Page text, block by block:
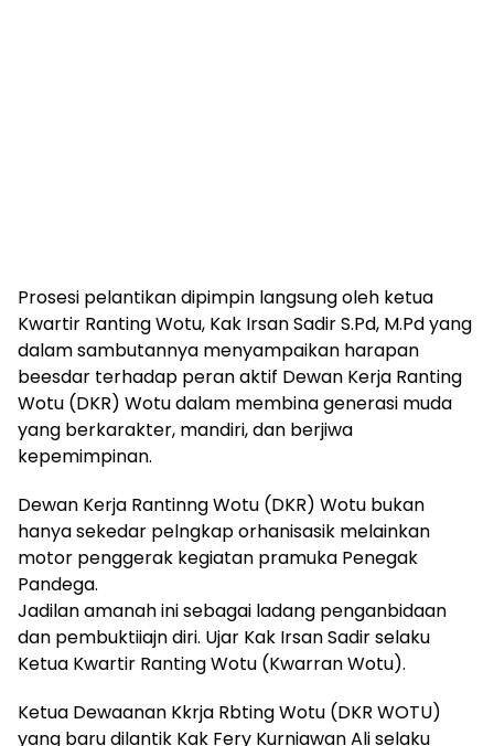
Prosesi pelantikan dipimpin langsung oleh ketua
Kwartir Ranting Wotu, Kak Irsan Sadir S.Pd, M.Pd yang
dalam sambutannya menyampaikan harapan
beesdar terhadap peran aktif Dewan Kerja Ranting
Wotu (DKR) Wotu dalam membina generasi muda
yang berkarakter, mandiri, dan berjiwa
kepemimpinan.
Dewan Kerja Rantinng Wotu (DKR) Wotu bukan
hanya sekedar pelngkap orhanisasik melainkan
motor penggerak kegiatan pramuka Penegak
Pandega.
Jadilan amanah ini sebagai ladang penganbidaan
dan pembuktiiajn diri. Ujar Kak Irsan Sadir selaku
Ketua Kwartir Ranting Wotu (Kwarran Wotu).
Ketua Dewaanan Kkrja Rbting Wotu (DKR WOTU)
yang baru dilantik Kak Fery Kurniawan Ali selaku